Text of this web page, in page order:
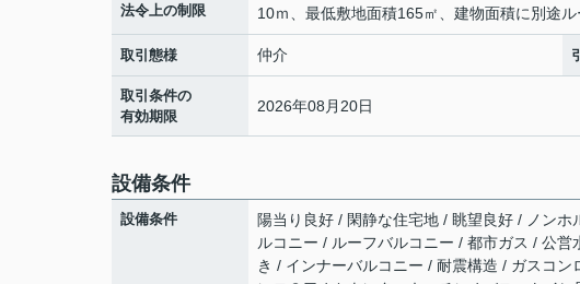
法令上の制限
10ｍ、最低敷地面積165㎡、建物⾯積に別途
取引態様 仲介
取引条件の
有効期限
2026年08月20日
設備条件
設備条件
陽当り良好 / 閑静な住宅地 / 眺望良好 / ノン
ルコニー / ルーフバルコニー / 都市ガス / 公
き / インナーバルコニー / 耐震構造 / ガスコ